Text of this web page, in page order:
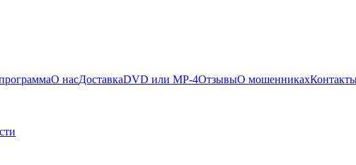
О насДоставкаDVD или MP-4ОтзывыО мошенниках